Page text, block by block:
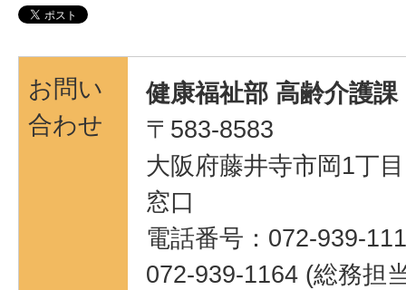
お問い
合わせ
健康福祉部 高齢介護課
〒583-8583
大阪府藤井寺市岡1丁
窓口
電話番号：072-939-
072-939-1164 (総務担